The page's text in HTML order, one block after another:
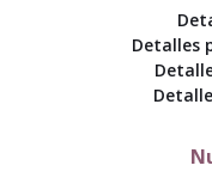
Detalles